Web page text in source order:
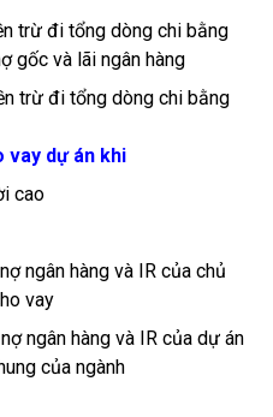
trừ đi tổng dòng chi bằng
gốc và lãi ngân hàng
trừ đi tổng dòng chi bằng
vay dự án khi
cao
ngân hàng và IR của chủ
vay
ngân hàng và IR của dự án
của ngành